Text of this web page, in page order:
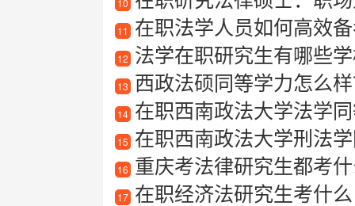
10
11 在职法学人员如何高效
12 法学在职研究生有哪些
13 西政法硕同等学力怎么样？
14 在职西南政法大学法学
15 在职西南政法大学刑法
16 重庆考法律研究生都考
17 在职经济法研究生考什么